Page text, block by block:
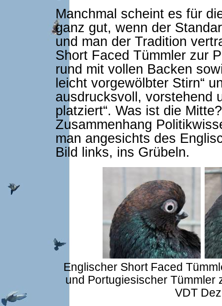
Manchmal scheint es für
ganz gut, wenn der
und man der Tradition
Short Faced Tümmler zur
rund mit vollen Backen
leicht vorgewölbter Stirn“
ausdrucksvoll, vorstehend
platziert“. Was ist die
Zusammenhang
man angesichts des
Bild links, ins Grübeln.
Englischer Short Faced
und Portugiesischer Tümmler
VDT